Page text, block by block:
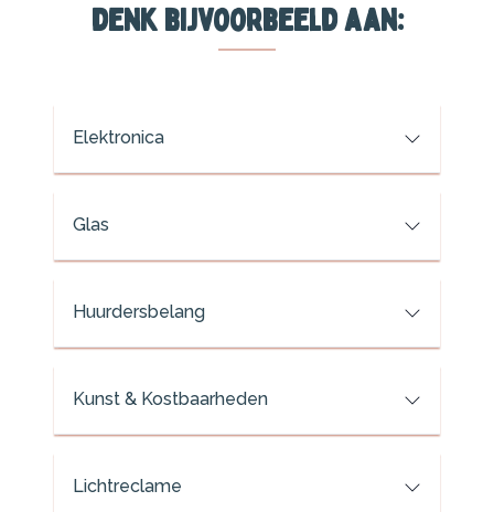
denk bijvoorbeeld aan:
Elektronica
Glas
Huurdersbelang
Kunst & Kostbaarheden
Lichtreclame